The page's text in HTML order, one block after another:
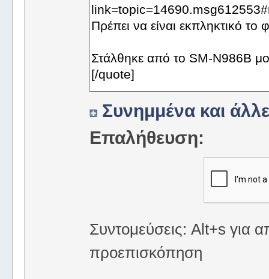
Συνημμένα και
Επαλήθευση:
Συντομεύσεις: Alt+s για
προεπισκόπηση